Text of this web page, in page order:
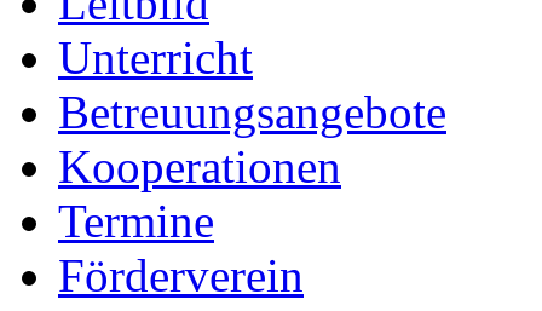
Unterricht
Betreuungsangebote
Kooperationen
Termine
Förderverein